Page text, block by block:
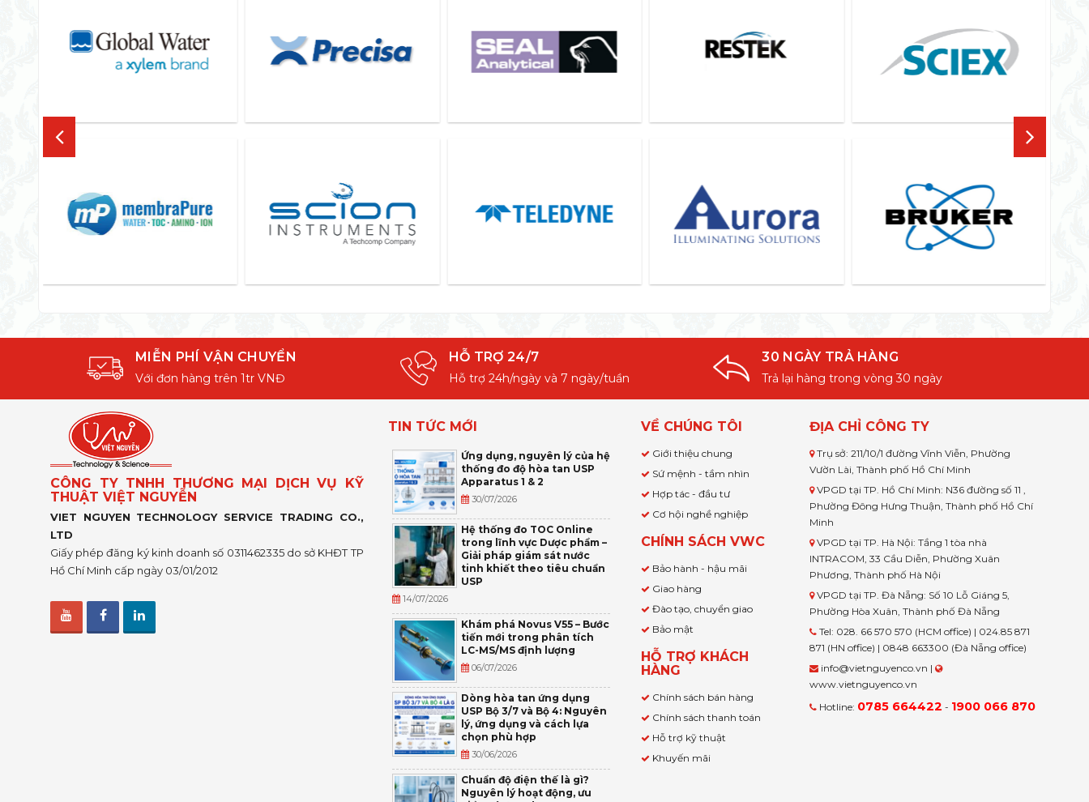
MIỄN PHÍ VẬN CHUYỂN
Với đơn hàng trên 1tr VNĐ
HỖ TRỢ 24/7
Hỗ trợ 24h/ngày và 7 ngày/tuần
30 NGÀY TRẢ HÀNG
Trả lại hàng trong vòng 30 ngày
CÔNG TY TNHH THƯƠNG MẠI DỊCH VỤ KỸ
THUẬT VIỆT NGUYỄN
VIET NGUYEN TECHNOLOGY SERVICE TRADING CO.,
LTD
Giấy phép đăng ký kinh doanh số 0311462335 do sở KHĐT TP
Hồ Chí Minh cấp ngày 03/01/2012
TIN TỨC MỚI
Ứng dụng, nguyên lý của hệ
thống đo độ hòa tan USP
Apparatus 1 & 2
30/07/2026
Hệ thống đo TOC Online
trong lĩnh vực Dược phẩm –
Giải pháp giám sát nước
tinh khiết theo tiêu chuẩn
USP
14/07/2026
Khám phá Novus V55 – Bước
tiến mới trong phân tích
LC-MS/MS định lượng
06/07/2026
Dòng hòa tan ứng dụng
USP Bộ 3/7 và Bộ 4: Nguyên
lý, ứng dụng và cách lựa
chọn phù hợp
30/06/2026
Chuẩn độ điện thế là gì?
Nguyên lý hoạt động, ưu
VỀ CHÚNG TÔI
Giới thiệu chung
Sứ mệnh - tầm nhìn
Hợp tác - đầu tư
Cơ hội nghề nghiệp
CHÍNH SÁCH VWC
Bảo hành - hậu mãi
Giao hàng
Đào tạo, chuyển giao
Bảo mật
HỖ TRỢ KHÁCH
HÀNG
Chính sách bán hàng
Chính sách thanh toán
Hỗ trợ kỹ thuật
Khuyến mãi
ĐỊA CHỈ CÔNG TY
Trụ sở: 211/10/1 đường Vĩnh Viễn, Phường
Vườn Lài, Thành phố Hồ Chí Minh
VPGD tại TP. Hồ Chí Minh: N36 đường số 11 ,
Phường Đông Hưng Thuận, Thành phố Hồ Chí
Minh
VPGD tại TP. Hà Nội: Tầng 1 tòa nhà
INTRACOM, 33 Cầu Diễn, Phường Xuân
Phương, Thành phố Hà Nội
VPGD tại TP. Đà Nẵng: Số 10 Lỗ Giáng 5,
Phường Hòa Xuân, Thành phố Đà Nẵng
Tel: 028. 66 570 570 (HCM office) | 024.85 871
871 (HN office) | 0848 663300 (Đà Nẵng office)
info@vietnguyenco.vn |
www.vietnguyenco.vn
Hotline: 0785 664422 - 1900 066 870